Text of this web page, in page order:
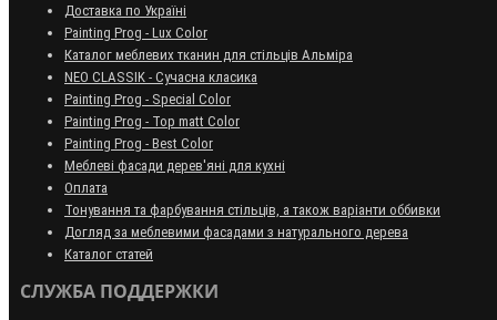
Доставка по Україні
Painting Prog - Lux Color
Каталог меблевих тканин для стільців Альміра
NEO CLASSIK - Сучасна класика
Painting Prog - Special Color
Painting Prog - Top matt Color
Painting Prog - Best Color
Меблеві фасади дерев'яні для кухні
Оплата
Тонування та фарбування стільців, а також варіанти оббивки
Догляд за меблевими фасадами з натурального дерева
Каталог статей
СЛУЖБА ПОДДЕРЖКИ